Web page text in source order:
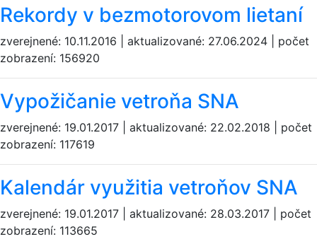
Rekordy v bezmotorovom lietaní
zverejnené: 10.11.2016 | aktualizované: 27.06.2024 | počet
zobrazení: 156920
Vypožičanie vetroňa SNA
zverejnené: 19.01.2017 | aktualizované: 22.02.2018 | počet
zobrazení: 117619
Kalendár využitia vetroňov SNA
zverejnené: 19.01.2017 | aktualizované: 28.03.2017 | počet
zobrazení: 113665